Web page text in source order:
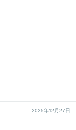
2025年12月27日